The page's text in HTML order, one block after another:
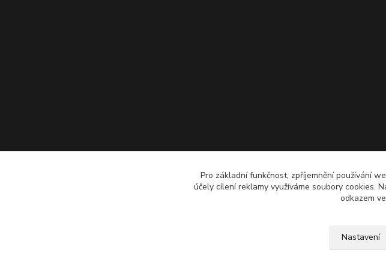
Pro základní funkčnost, zpříjemnění používání
účely cílení reklamy využíváme soubory cookies.
odkazem
Nastavení